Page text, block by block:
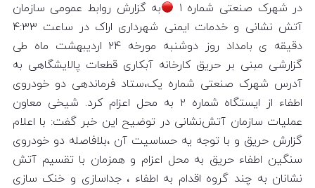
در شهرک صنعتی شماره ۱
به گزارش روابط عمومی سازمان
آتش نشانی و خدمات ایمنی شهرداری اراک در ساعت ۴:۳۳
دقیقه ی بامداد روز دوشنبه مورخه ۲۴ اردیبهشت ماه طی
گزارشی مبنی بر حریق کارخانه آبکاری قطعات پالایشگاهی به
آدرس شهرک صنعتی شماره یک،ستاد فرماندهی دو خودروی
اطفاء از ایستگاه شماره ۲ به محل اعزام کرد. شیخی معاون
عملیات سازمان آتش‌نشانی در توضیح این خبر گفت: با اعلام
گزارش حریق و با توجه یه حساسیت آن ،بلافاصله دو خودروی
سنگین اطفاء حریق به محل اعزام و همزمان با تقسیم آتش
نشانان به چند گروه اقدام به اطفاء ، جداسازی و خنک سازی